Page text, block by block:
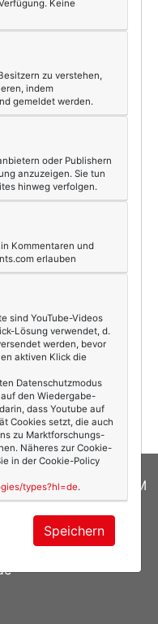
von
sentimental, wenn
denke. An die
An die Zeiten, in
noch im selben
und dort
produzierten dort
waren die
wenn auch noch
... Es wurde
Ich kann… mehr
|IMPRESSUM
Ackstaller
Zimmermann, hz-
Keine
zu verstehen,
indem
gemeldet werden.
oder Publishern
anzuzeigen. Sie tun
hinweg verfolgen.
Kommentaren und
erlauben
sind YouTube-Videos
Lösung verwendet, d.
werden, bevor
aktiven Klick die
Datenschutzmodus
den Wiedergabe-
dass Youtube auf
Cookies setzt, die auch
zu Marktforschungs-
Näheres zur Cookie-
in der Cookie-Policy
types?hl=de.
Speichern